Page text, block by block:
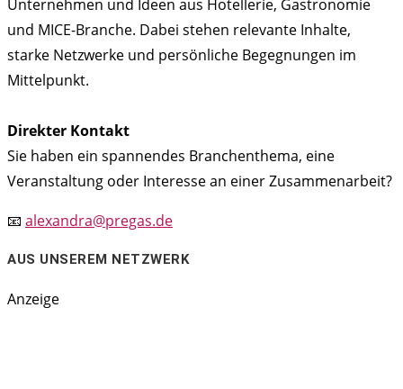
Unternehmen und Ideen aus Hotellerie, Gastronomie
und MICE-Branche. Dabei stehen relevante Inhalte,
starke Netzwerke und persönliche Begegnungen im
Mittelpunkt.
Direkter Kontakt
Sie haben ein spannendes Branchenthema, eine
Veranstaltung oder Interesse an einer Zusammenarbeit?
📧 alexandra@pregas.de
AUS UNSEREM NETZWERK
Anzeige